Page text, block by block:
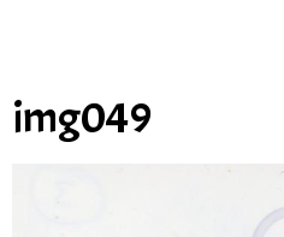
img049